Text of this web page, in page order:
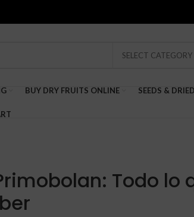
SELECT CATEGORY
BUY DRY FRUITS ONLINE SEEDS &
Todo lo